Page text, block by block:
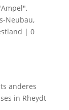
,
Neubau,
| 0
anderes
in Rheydt